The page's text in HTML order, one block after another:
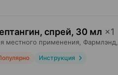
спрей, 30 мл ×1
местного применения, Фармлэнд
Инструкция